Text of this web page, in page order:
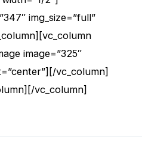
img_size=”full”
image=”325″
vc_column]
vc_column]